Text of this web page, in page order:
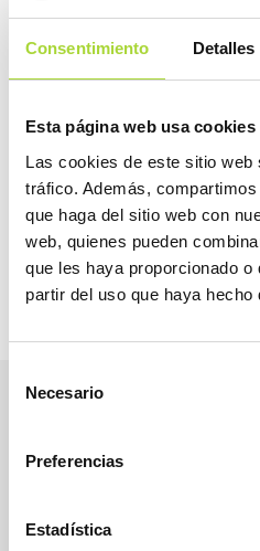
Consentimiento Detalles
Esta página web usa cookies
Las cookies de este sitio web
tráfico. Además,
que haga del sitio web con
web, quienes pueden
que les haya proporcionado o
partir del uso que haya
Necesario
Preferencias
Estadística
2026
2025